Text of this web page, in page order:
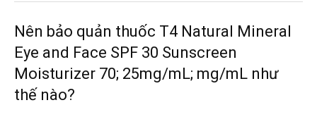
Nên bảo quản thuốc T4 Natural Mineral
Eye and Face SPF 30 Sunscreen
Moisturizer 70; 25mg/mL; mg/mL như
thế nào?